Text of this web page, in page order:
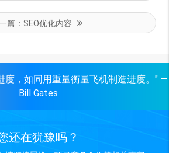
篇： SEO优化内容
度，如同用重量衡量飞机制造进度。" —
Bill Gates
还在犹豫吗？